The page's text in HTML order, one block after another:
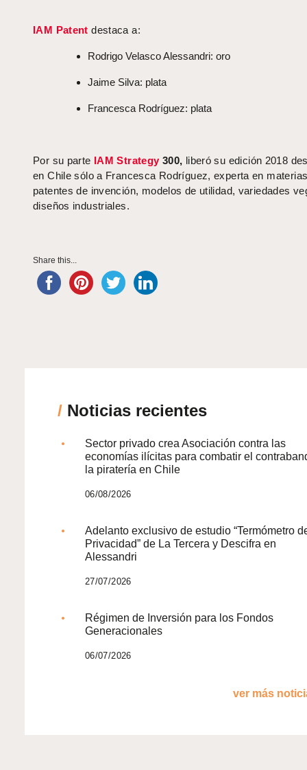
IAM Patentdestaca a:
Rodrigo Velasco Alessandri: oro
Jaime Silva: plata
Francesca Rodríguez: plata
Por su parte IAM Strategy 300, liberó su edición 2018
en Chile sólo a Francesca Rodríguez, experta en
patentes de invención, modelos de utilidad, variedades
diseños industriales.
Share this...
/ Noticias recientes
Sector privado crea Asociación contra las
economías ilícitas para combatir el
la piratería en Chile
06/08/2026
Adelanto exclusivo de estudio “Termómetro
Privacidad” de La Tercera y Descifra en
Alessandri
27/07/2026
Régimen de Inversión para los Fondos
Generacionales
06/07/2026
ver más